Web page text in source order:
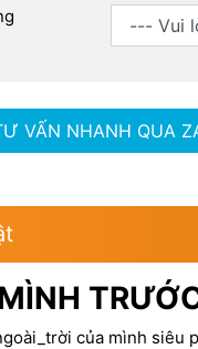
VẤN NHANH QUA
của mình